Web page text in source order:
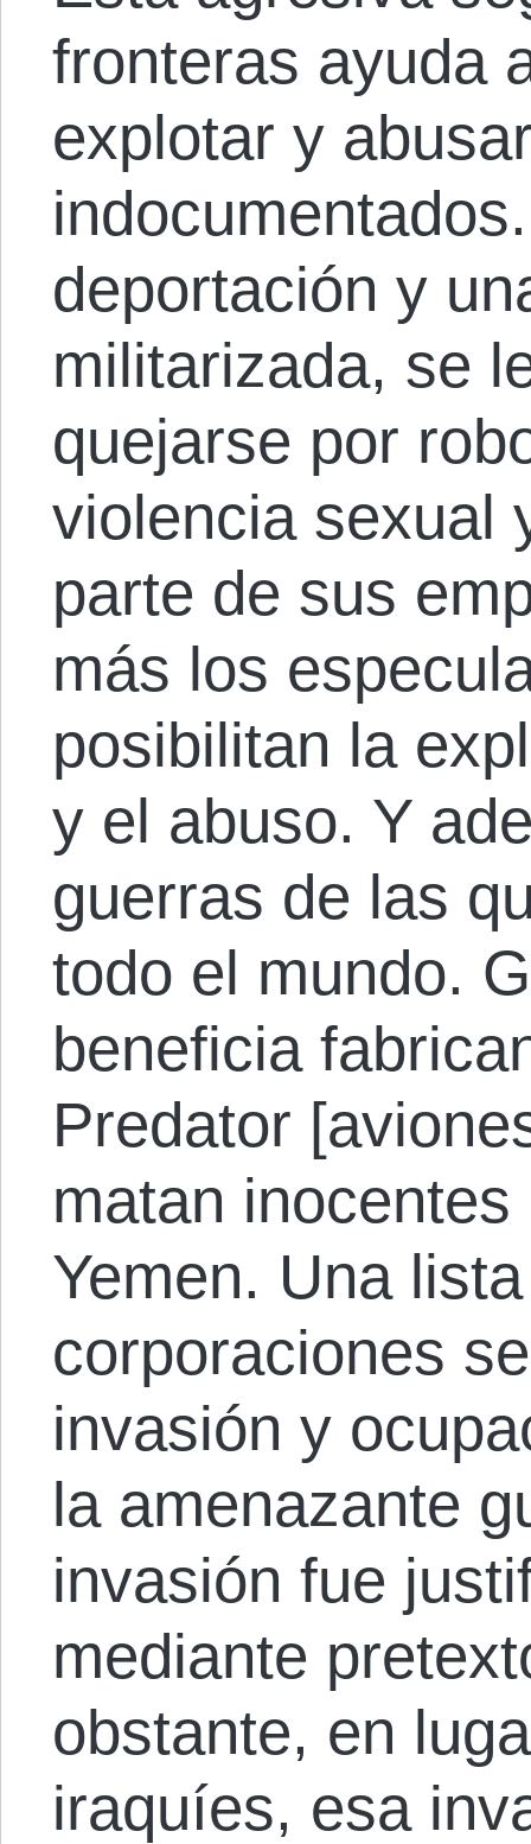
fronteras ayuda
explotar y
deportación y
militarizada, se
quejarse por
violencia sexual
parte de sus
más los
posibilitan la
y el abuso. Y
guerras de las
todo el mundo.
beneficia
Predator
matan
Yemen. Una
corporaciones
invasión y
la amenazante
invasión fue
mediante
obstante, en
iraquíes, esa